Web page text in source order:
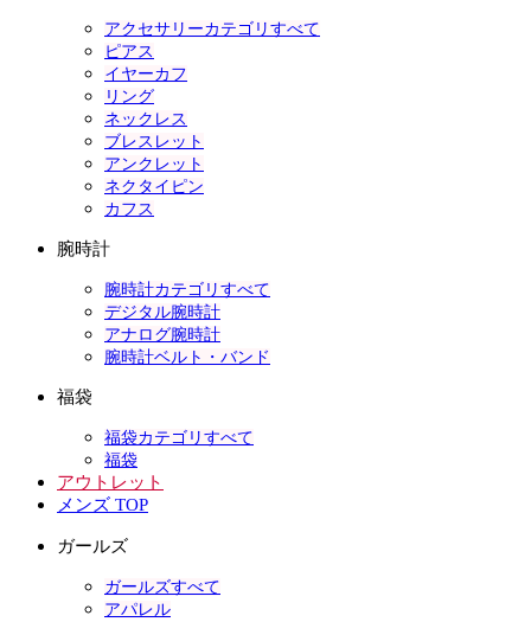
アクセサリーカテゴリすべて
ピアス
イヤーカフ
リング
ネックレス
ブレスレット
アンクレット
ネクタイピン
カフス
腕時計
腕時計カテゴリすべて
デジタル腕時計
アナログ腕時計
腕時計ベルト・バンド
福袋
福袋カテゴリすべて
福袋
アウトレット
メンズ TOP
ガールズ
ガールズすべて
アパレル